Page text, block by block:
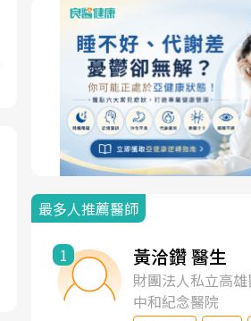
最多人推薦醫師
1 黃洽鑽 醫生
財團法人私立高
中和紀念醫院